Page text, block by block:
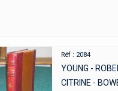
Réf : 2084
YOUNG -
CITRINE -